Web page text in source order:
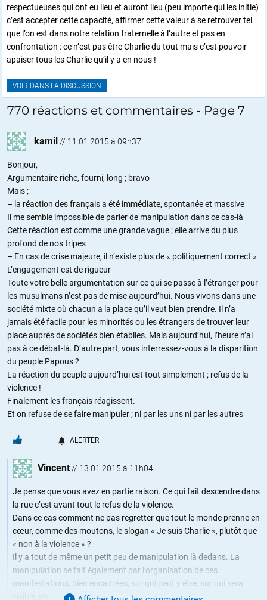
respectueuses qui ont eu lieu et auront lieu (peu importe qui les initie)
c’est accepter cette capacité, affirmer cette valeur à se retrouver tel
que l’on est dans notre relation fraternelle à l’autre et pas en
confrontation : ce n’est pas être Charlie du tout mais c’est pouvoir
apaiser tous les Charlie qu’il y a en nous !
VOIR DANS LA DISCUSSION
770 réactions et commentaires - Page 7
kamil // 11.01.2015 à 09h37
Bonjour,
Argumentaire riche, fourni, long ; bravo
Mais ;
– la réaction des français a été immédiate, spontanée et massive
Il me semble impossible de parler de manipulation dans ce cas-là
Cette réaction est comme une grande vague ; elle arrive du plus
profond de nos tripes
– En cas de crise majeure, il n’existe plus de « politiquement correct »
L’engagement est de rigueur
Toute votre belle argumentation sur ce qui se passe à l’étranger pour
les musulmans n’est pas de mise aujourd’hui. Nous vivons dans une
société mixte où chacun a la place qu’il veut bien prendre. Il n’a
jamais été facile pour les minorités ou les étrangers de trouver leur
place auprès de sociétés bien établies. Mais aujourd’hui, l’heure n’ai
pas à ce débat-là. D’autre part, vous interressez-vous à la disparition
du peuple Papous ?
La réaction du peuple aujourd’hui est tout simplement ; refus de la
violence !
Finalement les français réagissent.
Et on refuse de se faire manipuler ; ni par les uns ni par les autres
ALERTER
Vincent // 13.01.2015 à 11h04
Je pense que vous avez en partie raison. Ce qui fait descendre dans
la rue c’est avant tout le refus de la violence.
Dans ce cas comment ne pas regretter que tout le monde prenne en
cœur, comme des moutons, le slogan « Je suis Charlie », plutôt que
« non à la violence » ?
Il y a tout de même un petit peu de manipulation là dedans. La
manipulation se fait également par l’organisation de ces
manifestations, bien encadrées, sur qui peut y être, sur qui sera